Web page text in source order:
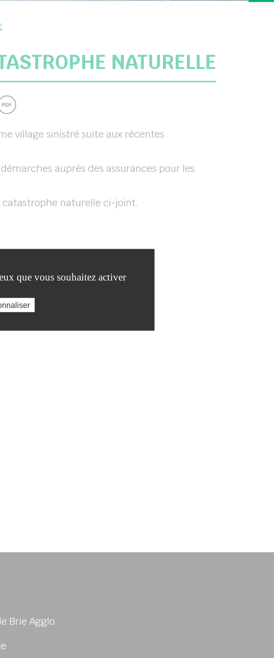
NATURELLE
village sinistré suite aux récentes
auprès des assurances pour les
catastrophe naturelle ci-joint.
Brie Agglo
que vous souhaitez activer